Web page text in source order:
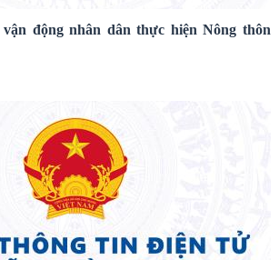
động nhân dân thực hiện Nông thôn